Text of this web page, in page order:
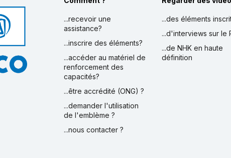
...recevoir une
assistance?
...inscrire des éléments?
...accéder au matériel de
renforcement des
capacités?
...être accrédité (ONG) ?
...demander l'utilisation
de l'emblème ?
...nous contacter ?
...des éléments
...d'interviews sur le
...de NHK en haute
définition